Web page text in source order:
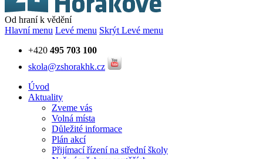
Od hraní k vědění
Hlavní menu Levé menu Skrýt Levé menu
+420 495 703 100
skola@zshorakhk.cz
Úvod
Aktuality
Zveme vás
Volná místa
Důležité informace
Plán akcí
Přijímací řízení na střední školy